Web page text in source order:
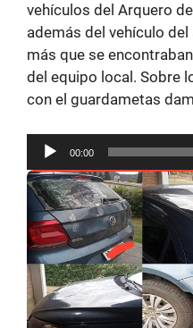
vehículos del Arquero
además del vehículo
más que se
del equipo local. Sobre
con el guardametas
Reproductor
de
audio
00:00